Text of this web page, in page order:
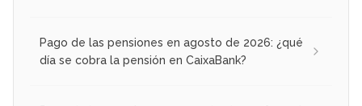
Pago de las pensiones en agosto de 2026: ¿qué
día se cobra la pensión en CaixaBank?